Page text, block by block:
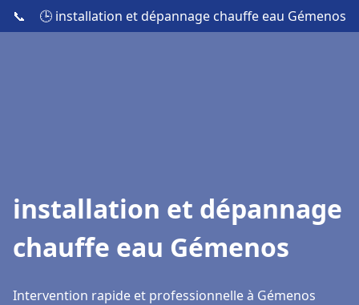
📞 🕒 installation et dépannage chauffe eau Gémenos
installation et dépannage
chauffe eau Gémenos
Intervention rapide et professionnelle à Gémenos